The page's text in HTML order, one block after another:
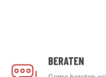
BERATEN